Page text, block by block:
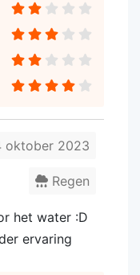
oktober 2023
Regen
het water :D
ervaring